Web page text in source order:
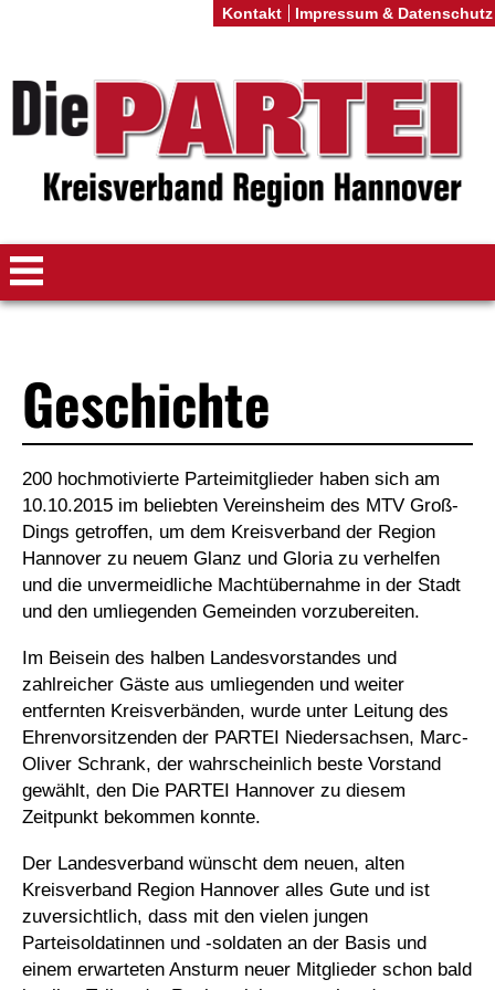
Geschichte
200 hochmotivierte Parteimitglieder haben sich am
10.10.2015 im beliebten Vereinsheim des MTV Groß-
Dings getroffen, um dem Kreisverband der Region
Hannover zu neuem Glanz und Gloria zu verhelfen
und die unvermeidliche Machtübernahme in der Stadt
und den umliegenden Gemeinden vorzubereiten.
Im Beisein des halben Landesvorstandes und
zahlreicher Gäste aus umliegenden und weiter
entfernten Kreisverbänden, wurde unter Leitung des
Ehrenvorsitzenden der PARTEI Niedersachsen, Marc-
Oliver Schrank, der wahrscheinlich beste Vorstand
gewählt, den Die PARTEI Hannover zu diesem
Zeitpunkt bekommen konnte.
Der Landesverband wünscht dem neuen, alten
Kreisverband Region Hannover alles Gute und ist
zuversichtlich, dass mit den vielen jungen
Parteisoldatinnen und -soldaten an der Basis und
einem erwarteten Ansturm neuer Mitglieder schon bald
Kontakt Impressum & Datenschutz